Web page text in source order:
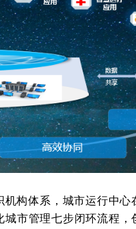
构体系，城市运行中心
市管理七步闭环流程，